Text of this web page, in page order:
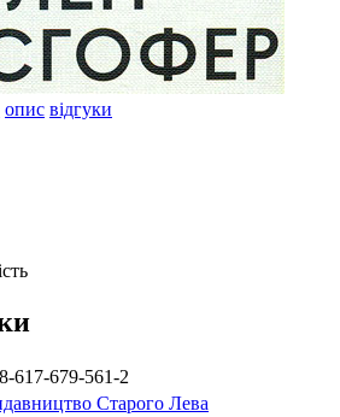
опис відгуки
617-679-561-2
Старого Лева